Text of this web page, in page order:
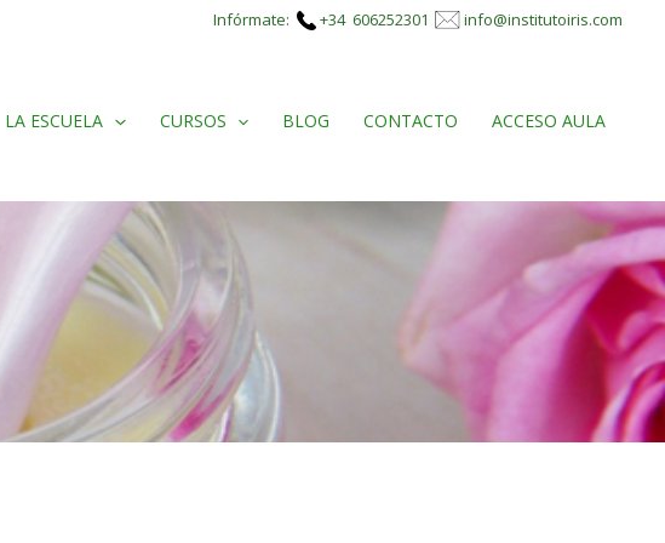
Infórmate: +34 606252301 info@institutoiris.com
LA ESCUELA CURSOS BLOG CONTACTO ACCESO AULA